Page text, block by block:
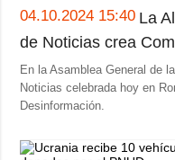
CATEGORÍAS
Guerra
Reconstrucción
de Ucrania
Política
Economía
04.10.2024 15:40 La
de Noticias crea
En la Asamblea General de
Noticias celebrada hoy en
Desinformación.